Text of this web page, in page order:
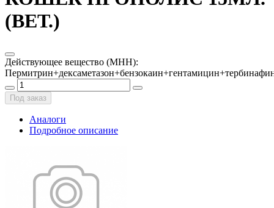
(ВЕТ.)
Действующее вещество (МНН):
Под заказ
Аналоги
Подробное описание